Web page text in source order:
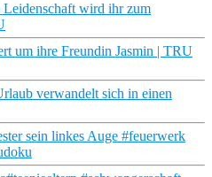
wird ihr zum
um ihre Freundin Jasmin | TRU
verwandelt sich in einen
sein linkes Auge #feuerwerk